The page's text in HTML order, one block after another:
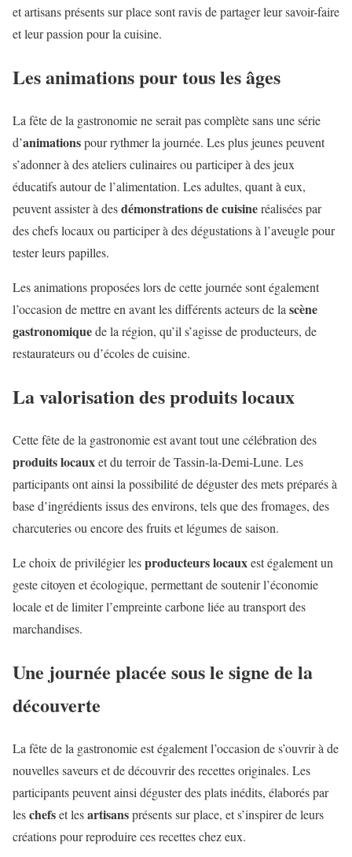
et artisans présents sur place sont ravis de partager leur savoir-faire
et leur passion pour la cuisine.
Les animations pour tous les âges
La fête de la gastronomie ne serait pas complète sans une série
d’animationspour rythmer la journée. Les plus jeunes peuvent
s’adonner à des ateliers culinaires ou participer à des jeux
éducatifs autour de l’alimentation. Les adultes, quant à eux,
peuvent assister à desdémonstrations de cuisineréalisées par
des chefs locaux ou participer à des dégustations à l’aveugle pour
tester leurs papilles.
Les animations proposées lors de cette journée sont également
l’occasion de mettre en avant les différents acteurs de la scène
gastronomiquede la région, qu’il s’agisse de producteurs, de
restaurateurs ou d’écoles de cuisine.
La valorisation des produits locaux
Cette fête de la gastronomie est avant tout une célébration des
produits locauxet du terroir de Tassin-la-Demi-Lune. Les
participants ont ainsi la possibilité de déguster des mets préparés à
base d’ingrédients issus des environs, tels que des fromages, des
charcuteries ou encore des fruits et légumes de saison.
Le choix de privilégier lesproducteurs locauxest également un
geste citoyen et écologique, permettant de soutenir l’économie
locale et de limiter l’empreinte carbone liée au transport des
marchandises.
Une journée placée sous le signe de la
découverte
La fête de la gastronomie est également l’occasion de s’ouvrir à de
nouvelles saveurs et de découvrir des recettes originales. Les
participants peuvent ainsi déguster des plats inédits, élaborés par
leschefset lesartisansprésents sur place, et s’inspirer de leurs
créations pour reproduire ces recettes chez eux.